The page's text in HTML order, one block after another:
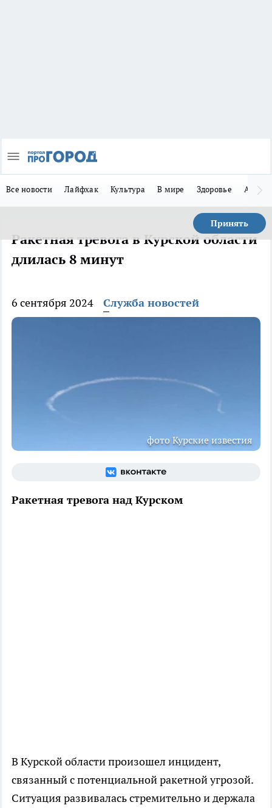
Все новости Лайфхак Культура В мире Здоровье Авто
Принять
Ракетная тревога в Курской области
длилась 8 минут
6 сентября 2024 Служба новостей
фото Курские известия
Ракетная тревога над Курском
В Курской области произошел инцидент,
связанный с потенциальной ракетной угрозой.
Ситуация развивалась стремительно и держала